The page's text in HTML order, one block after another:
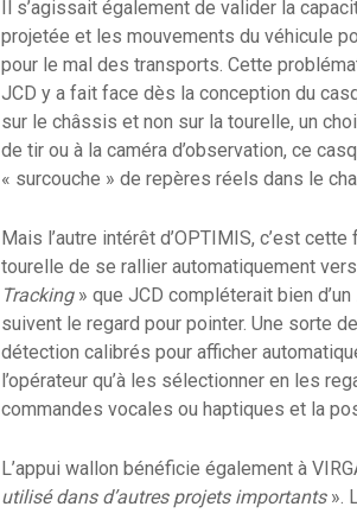
Il s’agissait également de valider la
projetée et les mouvements du véhicule
pour le mal des transports. Cette
JCD y a fait face dès la conception du
sur le châssis et non sur la tourelle, un
de tir ou à la caméra d’observation, ce
« surcouche » de repères réels dans le
Mais l’autre intérêt d’OPTIMIS, c’est
tourelle de se rallier automatiquement
Tracking» que JCD compléterait bien d’un
suivent le regard pour pointer. Une sorte
détection calibrés pour afficher
l’opérateur qu’à les sélectionner en les
commandes vocales ou haptiques et la
L’appui wallon bénéficie également à
utilisé dans d’autres projets importants».